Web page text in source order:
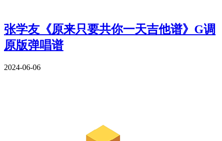
张学友《原来只要共你一天吉他谱》G调
原版弹唱谱
2024-06-06